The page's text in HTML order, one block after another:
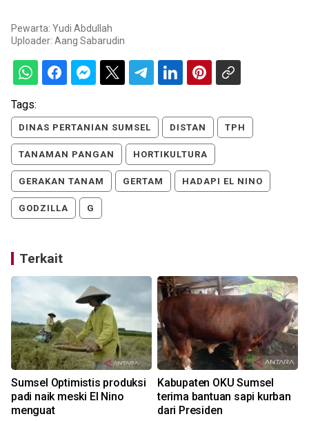
Pewarta: Yudi Abdullah
Uploader: Aang Sabarudin
Tags:
DINAS PERTANIAN SUMSEL DISTAN TPH
TANAMAN PANGAN HORTIKULTURA
GERAKAN TANAM GERTAM HADAPI EL NINO
GODZILLA G
Terkait
Sumsel Optimistis produksi
padi naik meski El Nino
menguat
Kabupaten OKU Sumsel
terima bantuan sapi kurban
dari Presiden